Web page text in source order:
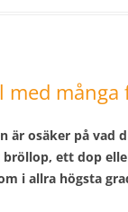
med många
är osäker på vad
ett dop
i allra högsta